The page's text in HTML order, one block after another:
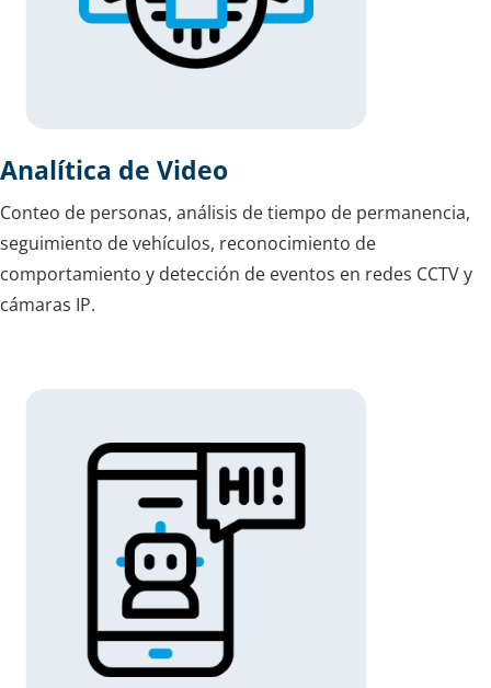
Analítica de Video
Conteo de personas, análisis de tiempo de permanencia,
seguimiento de vehículos, reconocimiento de
comportamiento y detección de eventos en redes CCTV y
cámaras IP.